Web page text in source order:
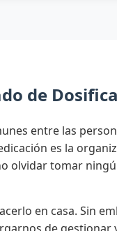
de
entre las
es la
olvidar tomar
en casa. Sin